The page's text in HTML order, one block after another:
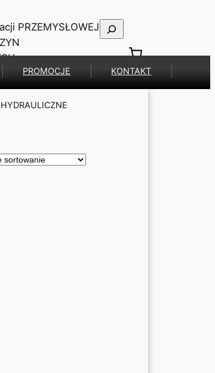
PRZEMYSŁOWEJ Szukaj
PROMOCJE KONTAKT